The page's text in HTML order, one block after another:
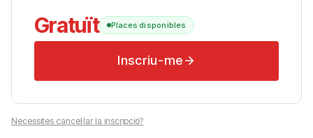
Gratuït Places disponibles
Inscriu-me
Necessites cancel·lar la inscripció?